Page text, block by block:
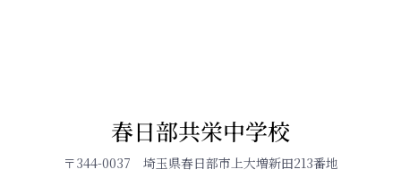
春日部共栄中学校
〒344-0037 埼玉県春日部市上大増新田213番地